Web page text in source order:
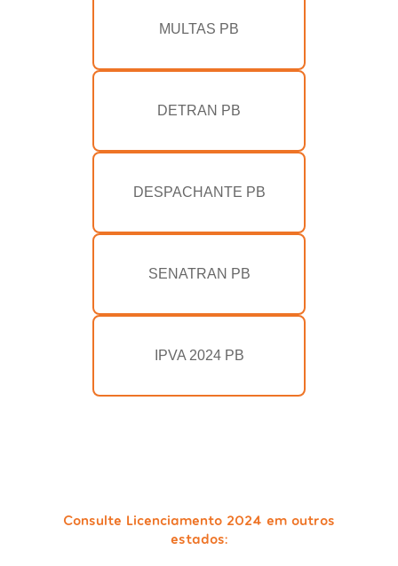
MULTAS PB
DETRAN PB
DESPACHANTE PB
SENATRAN PB
IPVA 2024 PB
Consulte Licenciamento 2024 em outros
estados: